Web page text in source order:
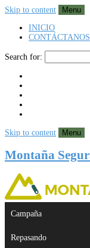
Skip to content
Menu
INICIO
CONTÁCTANOS
Search for:
Skip to content Menu
Montaña
Campaña
Repasando